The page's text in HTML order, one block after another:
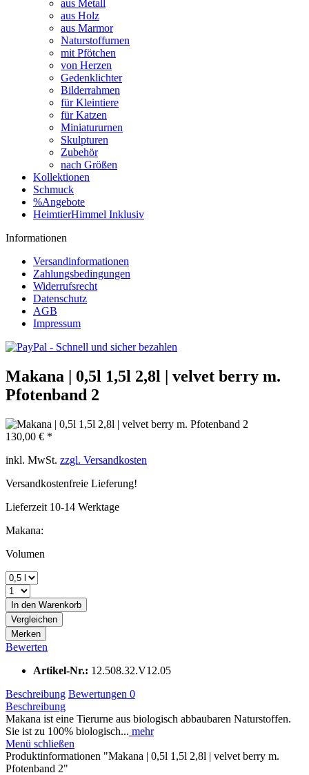
aus Metall
aus Holz
aus Marmor
Naturstoffurnen
mit Pfötchen
von Herzen
Gedenklichter
Bilderrahmen
für Kleintiere
für Katzen
Miniatururnen
Skulpturen
Zubehör
nach Größen
Kollektionen
Schmuck
%Angebote
HeimtierHimmel Inklusiv
Informationen
Versandinformationen
Zahlungsbedingungen
Widerrufsrecht
Datenschutz
AGB
Impressum
Makana | 0,5l 1,5l 2,8l | velvet berry m.
Pfotenband 2
130,00 € *
inkl. MwSt. zzgl. Versandkosten
Versandkostenfreie Lieferung!
Lieferzeit 10-14 Werktage
Makana:
Volumen
In den Warenkorb
Vergleichen
Merken
Bewerten
Artikel-Nr.: 12.508.32.V12.05
Beschreibung Bewertungen 0
Beschreibung
Makana ist eine Tierurne aus biologisch abbaubaren Naturstoffen.
Sie ist zu 100% biologisch... mehr
Menü schließen
Produktinformationen "Makana | 0,5l 1,5l 2,8l | velvet berry m.
Pfotenband 2"